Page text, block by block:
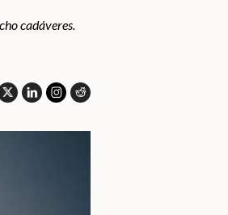
cadáveres.